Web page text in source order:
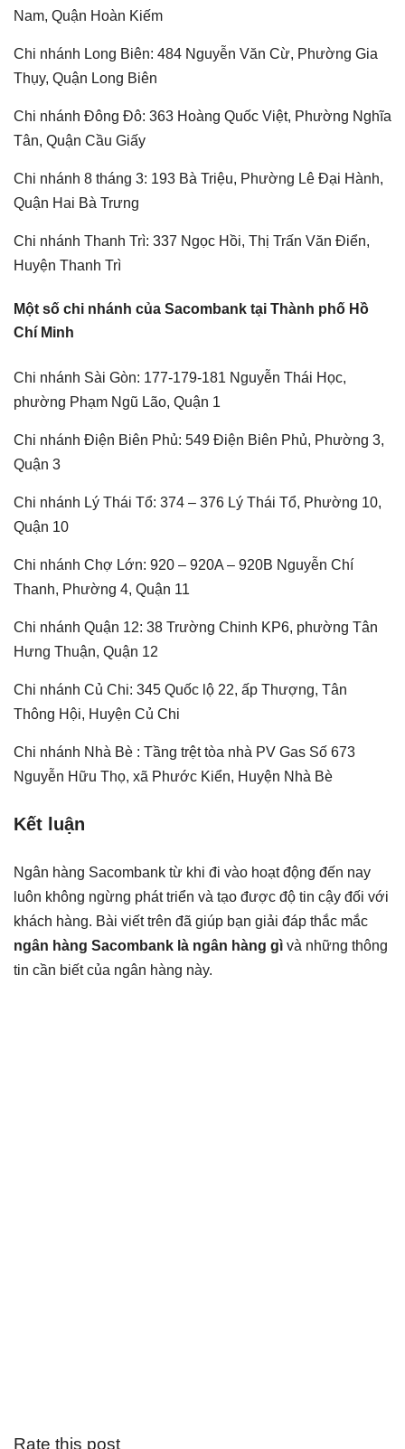
Nam, Quận Hoàn Kiếm
Chi nhánh Long Biên: 484 Nguyễn Văn Cừ, Phường Gia
Thụy, Quận Long Biên
Chi nhánh Đông Đô: 363 Hoàng Quốc Việt, Phường Nghĩa
Tân, Quận Cầu Giấy
Chi nhánh 8 tháng 3: 193 Bà Triệu, Phường Lê Đại Hành,
Quận Hai Bà Trưng
Chi nhánh Thanh Trì: 337 Ngọc Hồi, Thị Trấn Văn Điển,
Huyện Thanh Trì
Một số chi nhánh của Sacombank tại Thành phố Hồ
Chí Minh
Chi nhánh Sài Gòn: 177-179-181 Nguyễn Thái Học,
phường Phạm Ngũ Lão, Quận 1
Chi nhánh Điện Biên Phủ: 549 Điện Biên Phủ, Phường 3,
Quận 3
Chi nhánh Lý Thái Tổ: 374 – 376 Lý Thái Tổ, Phường 10,
Quận 10
Chi nhánh Chợ Lớn: 920 – 920A – 920B Nguyễn Chí
Thanh, Phường 4, Quận 11
Chi nhánh Quận 12: 38 Trường Chinh KP6, phường Tân
Hưng Thuận, Quận 12
Chi nhánh Củ Chi: 345 Quốc lộ 22, ấp Thượng, Tân
Thông Hội, Huyện Củ Chi
Chi nhánh Nhà Bè : Tầng trệt tòa nhà PV Gas Số 673
Nguyễn Hữu Thọ, xã Phước Kiển, Huyện Nhà Bè
Kết luận
Ngân hàng Sacombank từ khi đi vào hoạt động đến nay
luôn không ngừng phát triển và tạo được độ tin cậy đối với
khách hàng. Bài viết trên đã giúp bạn giải đáp thắc mắc
ngân hàng Sacombank là ngân hàng gì và những thông
tin cần biết của ngân hàng này.
Rate this post